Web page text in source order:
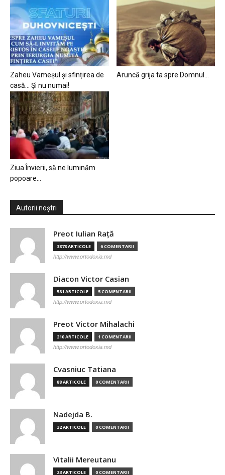
Zaheu Vameșul și sfințirea de
casă… Și nu numai!
Aruncă grija ta spre Domnul…
Ziua Învierii, să ne luminăm
popoare…
Autorii noștri
Preot Iulian Raţă
3878 ARTICOLE 6 COMENTARII
http://www.ortodoxia.md
Diacon Victor Casian
581 ARTICOLE 5 COMENTARII
http://www.ortodoxia.md
Preot Victor Mihalachi
210 ARTICOLE 1 COMENTARII
http://www.ortodoxia.md
Cvasniuc Tatiana
88 ARTICOLE 0 COMENTARII
Nadejda B.
32 ARTICOLE 0 COMENTARII
Vitalii Mereutanu
23 ARTICOLE 0 COMENTARII